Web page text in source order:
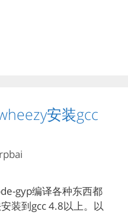
安装gcc
gyp编译各种东西都
装到gcc 4.8以上。以